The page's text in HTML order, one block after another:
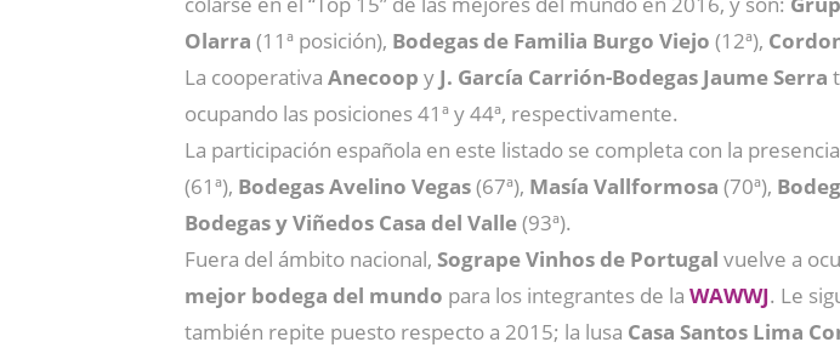
Olarra (11ª posición), Bodegas de Familia Burgo Viejo (12ª),
La cooperativa Anecoop y J. García Carrión-Bodegas Jaume Serra
ocupando las posiciones 41ª y 44ª, respectivamente.
La participación española en este listado se completa con la
(61ª), Bodegas Avelino Vegas(67ª), Masía Vallformosa (70ª),
Bodegas y Viñedos Casa del Valle(93ª).
Fuera del ámbito nacional, Sogrape Vinhos de Portugal vuelve a
mejor bodega del mundo para los integrantes de la WAWWJ. Le
también repite puesto respecto a 2015; la lusa Casa Santos Lima